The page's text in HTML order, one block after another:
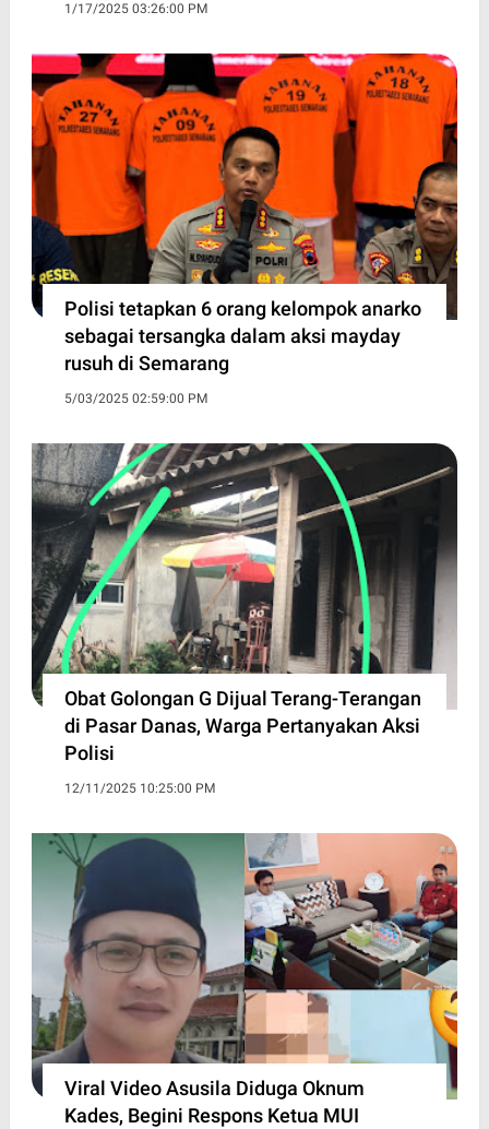
1/17/2025 03:26:00 PM
Polisi tetapkan 6 orang kelompok anarko
sebagai tersangka dalam aksi mayday
rusuh di Semarang
5/03/2025 02:59:00 PM
Obat Golongan G Dijual Terang-Terangan
di Pasar Danas, Warga Pertanyakan Aksi
Polisi
12/11/2025 10:25:00 PM
Viral Video Asusila Diduga Oknum
Kades, Begini Respons Ketua MUI